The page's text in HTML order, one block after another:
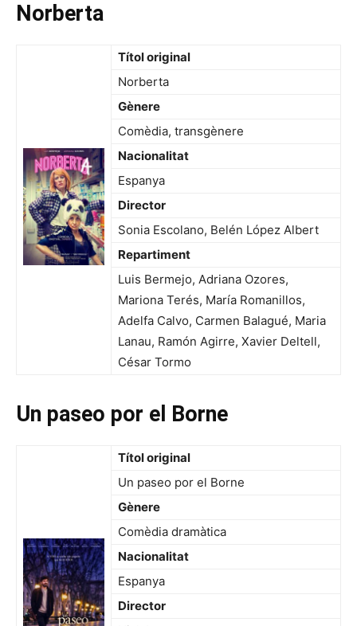
Norberta
Títol original
Norberta
Gènere
Comèdia, transgènere
Nacionalitat
Espanya
Director
Sonia Escolano, Belén López Albert
Repartiment
Luis Bermejo, Adriana Ozores,
Mariona Terés, María Romanillos,
Adelfa Calvo, Carmen Balagué, Maria
Lanau, Ramón Agirre, Xavier Deltell,
César Tormo
Un paseo por el Borne
Títol original
Un paseo por el Borne
Gènere
Comèdia dramàtica
Nacionalitat
Espanya
Director